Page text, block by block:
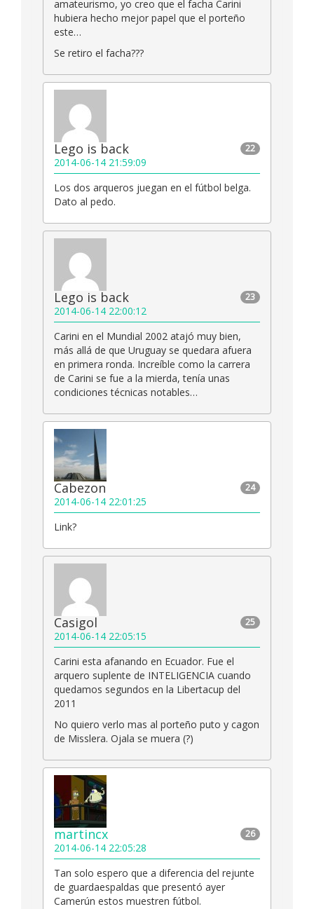
amateurismo, yo creo que el facha Carini
hubiera hecho mejor papel que el porteño
este…
Se retiro el facha???
22
Lego is back
2014-06-14 21:59:09
Los dos arqueros juegan en el fútbol belga.
Dato al pedo.
23
Lego is back
2014-06-14 22:00:12
Carini en el Mundial 2002 atajó muy bien,
más allá de que Uruguay se quedara afuera
en primera ronda. Increíble como la carrera
de Carini se fue a la mierda, tenía unas
condiciones técnicas notables…
24
Cabezon
2014-06-14 22:01:25
Link?
25
Casigol
2014-06-14 22:05:15
Carini esta afanando en Ecuador. Fue el
arquero suplente de INTELIGENCIA cuando
quedamos segundos en la Libertacup del
2011
No quiero verlo mas al porteño puto y cagon
de Misslera. Ojala se muera (?)
26
martincx
2014-06-14 22:05:28
Tan solo espero que a diferencia del rejunte
de guardaespaldas que presentó ayer
Camerún estos muestren fútbol.